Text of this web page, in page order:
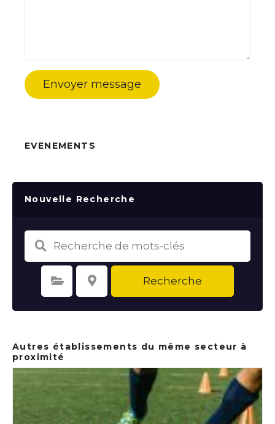
Envoyer message
EVENEMENTS
Nouvelle Recherche
Sélectionnez une catégorie Sélectionnez le lieu Recherche
Autres établissements du même secteur à
proximité